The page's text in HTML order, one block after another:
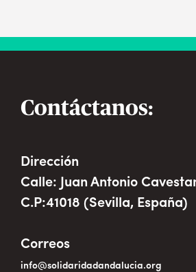
Contáctanos:
Dirección
Calle: Juan Antonio
C.P:41018 (Sevilla, España)
Correos
info@solidaridadandalucia.org